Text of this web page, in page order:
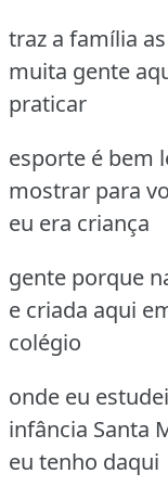
traz a família
muita gente
praticar
esporte é bem
mostrar para
eu era criança
gente porque
e criada aqui
colégio
onde eu
infância Santa
eu tenho daqui